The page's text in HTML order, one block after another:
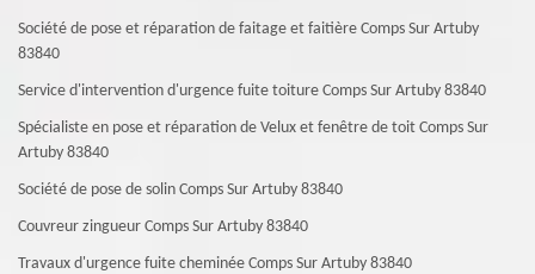
Société de pose et réparation de faitage et faitière Comps Sur Artuby
83840
Service d'intervention d'urgence fuite toiture Comps Sur Artuby 83840
Spécialiste en pose et réparation de Velux et fenêtre de toit Comps Sur
Artuby 83840
Société de pose de solin Comps Sur Artuby 83840
Couvreur zingueur Comps Sur Artuby 83840
Travaux d'urgence fuite cheminée Comps Sur Artuby 83840